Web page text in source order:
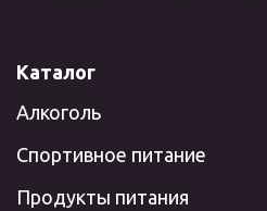
Каталог
Алкоголь
Спортивное питание
Продукты питания